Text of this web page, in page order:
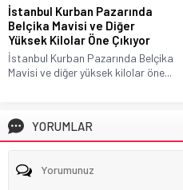
İstanbul Kurban Pazarında
Belçika Mavisi ve Diğer
Yüksek Kilolar Öne Çıkıyor
İstanbul Kurban Pazarında Belçika
Mavisi ve diğer yüksek kilolar öne...
YORUMLAR